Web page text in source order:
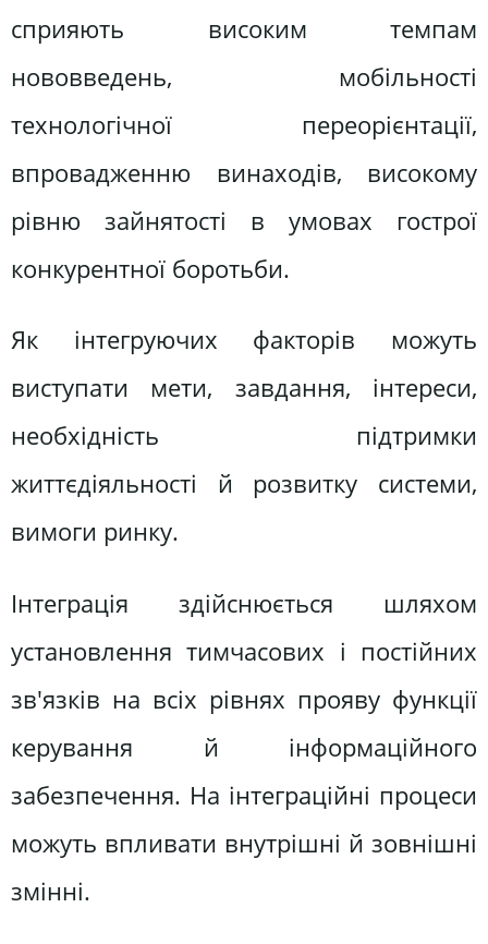
сприяють високим темпам
нововведень, мобільності
технологічної переорієнтації,
впровадженню винаходів, високому
рівню зайнятості в умовах гострої
конкурентної боротьби.
Як інтегруючих факторів можуть
виступати мети, завдання, інтереси,
необхідність підтримки
життєдіяльності й розвитку системи,
вимоги ринку.
Інтеграція здійснюється шляхом
установлення тимчасових і постійних
зв'язків на всіх рівнях прояву функції
керування й інформаційного
забезпечення. На інтеграційні процеси
можуть впливати внутрішні й зовнішні
змінні.